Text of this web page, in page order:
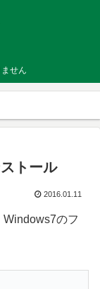
せん
トール
2016.01.11
のフ